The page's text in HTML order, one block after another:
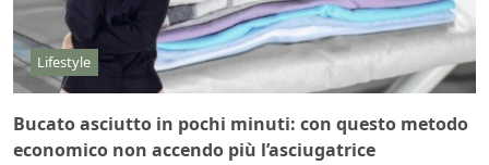
Lifestyle
Bucato asciutto in pochi minuti: con questo metodo
economico non accendo più l’asciugatrice